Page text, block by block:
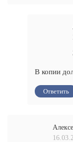
В копии
Ответить